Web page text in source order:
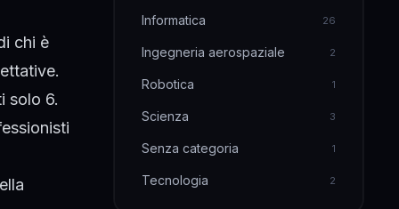
chi è
solo 6.
Informatica 26
Ingegneria aerospaziale 2
Robotica 1
Scienza 3
Senza categoria 1
Tecnologia 2